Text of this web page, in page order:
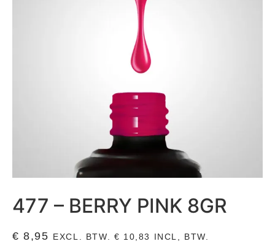
477 – BERRY PINK 8GR
€ 8,95 EXCL. BTW. € 10,83 INCL, BTW.